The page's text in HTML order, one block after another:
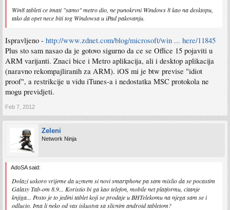
Win8 tableti ce imati "samo" metro dio, ne punokrvni Windows 8 kao na desktopu,
tako da opet nece biti tog Windowsa u iPad pakovanju.
Ispravljeno - http://www.zdnet.com/blog/microsoft/win ... here/11845
Plus sto sam nasao da je gotovo sigurno da ce se Office 15 pojaviti u
ARM varijanti. Znaci bice i Metro aplikacija, ali i desktop aplikacija
(naravno rekompajliranih za ARM). iOS mi je btw previse "idiot
proof", a restrikcije u vidu iTunes-a i nedostatka MSC protokola ne
mogu previdjeti.
Feb 7, 2012
Zeleni
Network Ninja
AdoSA said:
Dolazi uskoro vrijeme da uzmem si novi smartphone pa sam mislio da se pocastim
Galaxy Tab-om 8.9... Koristio bi ga kao telefon, mobile net platformu, citanje
knjiga... Posto je to jedini tablet koji se prodaje u BHTelekomu na njega sam se i
odlucio. Ima li neko od vas iskustva sa slicnim android tabletom?